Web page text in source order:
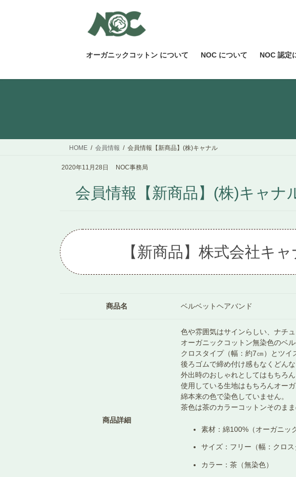
ス
ン
オーガニックコットン について NOC について NOC 認定
HOME 会員情報 会員情報【新商品】(株)キャナル
2020年11月28日 NOC事務局
会員情報【新商品】(株)キャナ
【新商品】株式会社キ
商品名 ベルベットヘアバンド
商品詳細
色や雰囲気はサインらしい、ナチュ
オーガニックコットン無染色のベ
クロスタイプ（幅：約7㎝）とツイ
後ろゴムで締め付け感もなくどん
外出時のおしゃれとしてはもちろ
使用している生地はもちろんオー
綿本来の色で染色していません。
茶色は茶のカラーコットンそのまま
素材：綿100%（オーガニッ
サイズ：フリー（幅：クロ
カラー：茶（無染色）